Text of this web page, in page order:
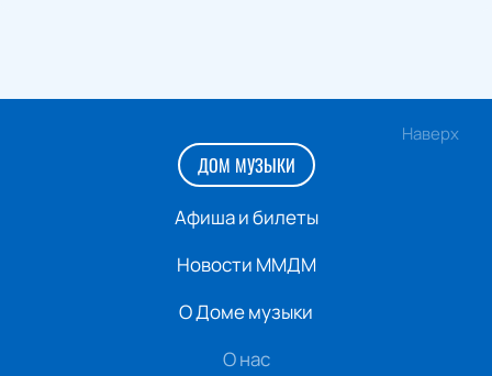
Наверх
ДОМ МУЗЫКИ
Афиша и билеты
Новости ММДМ
О Доме музыки
О нас